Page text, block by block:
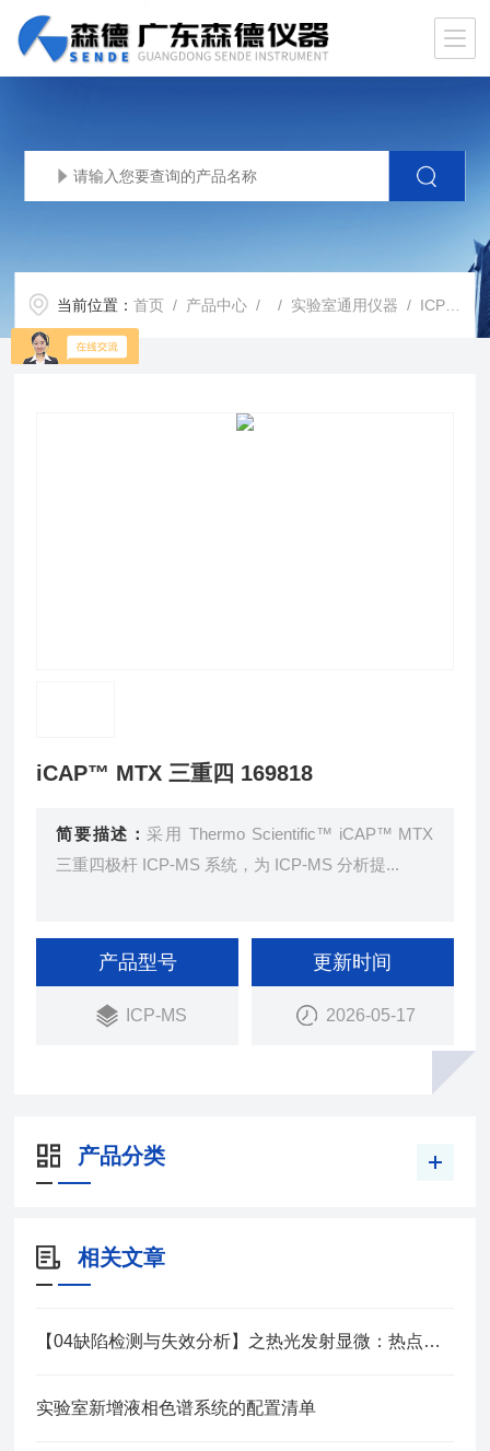
当前位置：首页 / 产品中心 / / 实验室通用仪器 / ICP-MSiCAP™ MTX 三重四 169818
iCAP™ MTX 三重四 169818
简要描述：采用 Thermo Scientific™ iCAP™ MTX
三重四极杆 ICP-MS 系统，为 ICP-MS 分析提...
产品型号
ICP-MS
更新时间
2026-05-17
产品分类
相关文章
【04缺陷检测与失效分析】之热光发射显微：热点漏电定位解决方案
实验室新增液相色谱系统的配置清单